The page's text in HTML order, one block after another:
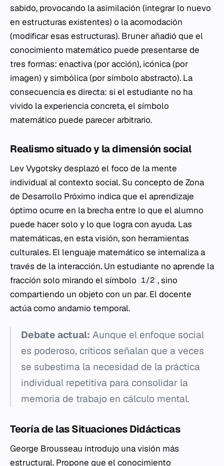
sabido, provocando laasimilación (integrar lo nuevo
en estructuras existentes) o laacomodación
(modificar esas estructuras). Bruner añadió que el
conocimiento matemático puede presentarse de
tres formas: enactiva (por acción), icónica (por
imagen) y simbólica (por símbolo abstracto). La
consecuencia es directa: si el estudiante no ha
vivido la experiencia concreta, el símbolo
matemático puede parecer arbitrario.
Realismo situado y la dimensión social
Lev Vygotsky desplazó el foco de la mente
individual al contexto social. Su concepto de Zona
de Desarrollo Próximo indica que el aprendizaje
óptimo ocurre en la brecha entre lo que el alumno
puede hacer solo y lo que logra con ayuda. Las
matemáticas, en esta visión, son herramientas
culturales. El lenguaje matemático se internaliza a
través de la interacción. Un estudiante no aprende la
fracción solo mirando el símbolo 1/2 , sino
compartiendo un objeto con un par. El docente
actúa como andamio temporal.
Debate actual: Aunque el enfoque social
es poderoso, críticos señalan que a veces
se subestima la necesidad de la práctica
individual repetitiva para consolidar la
memoria de trabajo en cálculo mental.
Teoría de las Situaciones Didácticas
George Brousseau introdujo una visión más
estructural. Propone que el conocimiento